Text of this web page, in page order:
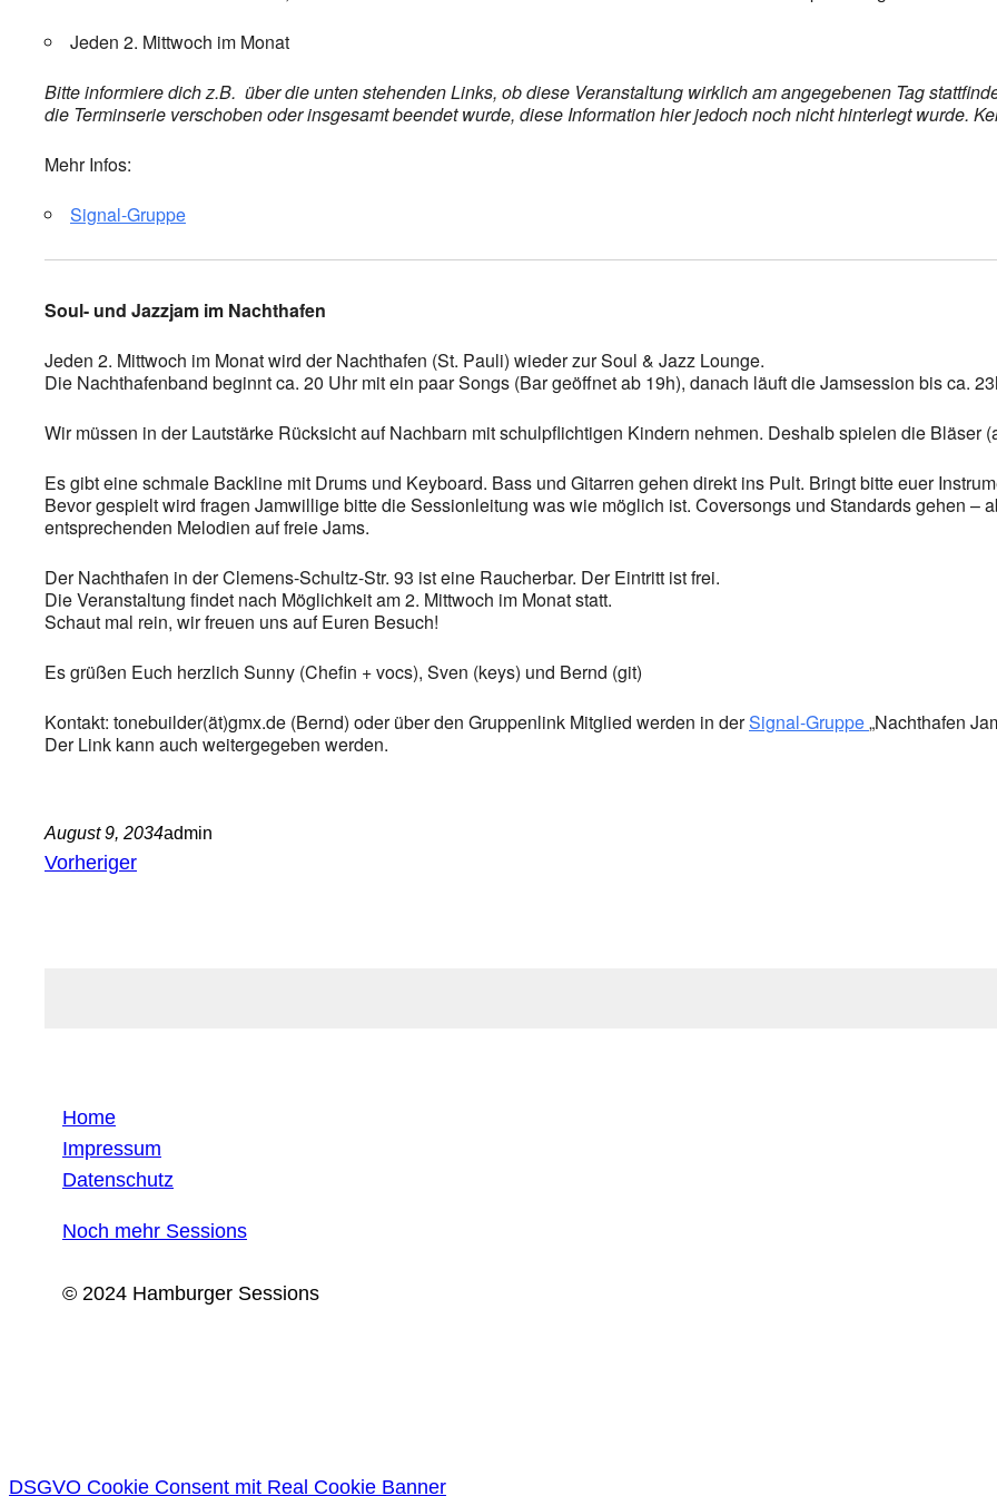
Jeden 2. Mittwoch im Monat
Bitte informiere dich z.B. über die unten stehenden Links, ob diese Veranstaltung wirklich am angegebenen Tag
die Terminserie verschoben oder insgesamt beendet wurde, diese Information hier jedoch noch nicht hinterlegt wurde.
Mehr Infos:
Signal-Gruppe
Soul- und Jazzjam im Nachthafen
Jeden 2. Mittwoch im Monat wird der Nachthafen (St. Pauli) wieder zur Soul & Jazz Lounge.
Die Nachthafenband beginnt ca. 20 Uhr mit ein paar Songs (Bar geöffnet ab 19h), danach läuft die Jamsession bis ca.
Wir müssen in der Lautstärke Rücksicht auf Nachbarn mit schulpflichtigen Kindern nehmen. Deshalb spielen die Bläser
Es gibt eine schmale Backline mit Drums und Keyboard. Bass und Gitarren gehen direkt ins Pult. Bringt bitte euer
Bevor gespielt wird fragen Jamwillige bitte die Sessionleitung was wie möglich ist. Coversongs und Standards gehen –
entsprechenden Melodien auf freie Jams.
Der Nachthafen in der Clemens-Schultz-Str. 93 ist eine Raucherbar. Der Eintritt ist frei.
Die Veranstaltung findet nach Möglichkeit am 2. Mittwoch im Monat statt.
Schaut mal rein, wir freuen uns auf Euren Besuch!
Es grüßen Euch herzlich Sunny (Chefin + vocs), Sven (keys) und Bernd (git)
Kontakt: tonebuilder(ät)gmx.de (Bernd) oder über den Gruppenlink Mitglied werden in derSignal-Gruppe„Nachthafen
Der Link kann auch weitergegeben werden.
August 9, 2034admin
Vorheriger
Home
Impressum
Datenschutz
Noch mehr Sessions
© 2024 Hamburger Sessions
DSGVO Cookie Consent mit Real Cookie Banner